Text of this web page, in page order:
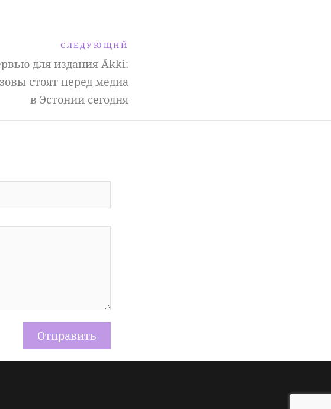
СЛЕДУЮЩИЙ
для издания Äkki:
стоят перед медиа
в Эстонии сегодня